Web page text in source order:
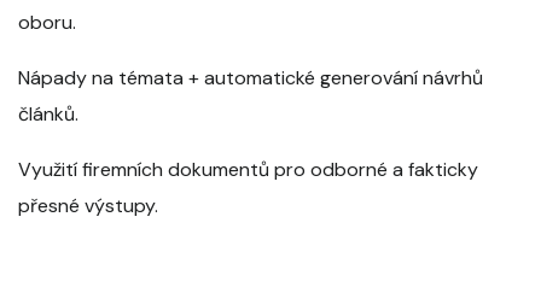
oboru.
Nápady na témata + automatické generování návrhů
článků.
Využití firemních dokumentů pro odborné a fakticky
přesné výstupy.